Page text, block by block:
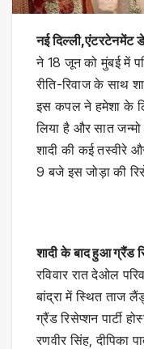
नई दिल्ली,एंटरटेनमेंट
ने 18 जून को मुंबई में
रीति-रिवाज के साथ
इस कपल ने हमेशा के
लिया है और सात
शादी की कई तस्वीरे
9 बजे इस जोड़ा की
शादी के बाद हुआ ग्रैंड
रविवार रात देओल
बांद्रा में स्थित ताज
ग्रैंड रिसेप्शन पार्टी
रणवीर सिंह, दीपिका